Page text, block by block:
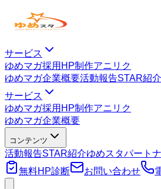
サービス
ゆめマガ採用HP制作アニリク
ゆめマガ企業概要活動報告STAR紹介
サービス
ゆめマガ採用HP制作アニリク
ゆめマガ企業概要
コンテンツ
活動報告STAR紹介ゆめスタパート
無料HP診断
お問い合わせ